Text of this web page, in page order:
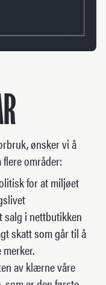
ønsker vi å
områder:
for at miljøet
salg i nettbutikken
skatt som går til å
av klærne våre